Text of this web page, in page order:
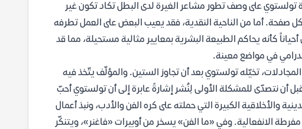
على وصف تطور مشاعر الغيرة لدى البطل تكاد تكون غير
صفحة. أما من الناحية النقدية، فقد يعيب البعض على العمل تطرفه
كأنه يحاكم الطبيعة البشرية بمعايير مثالية مستحيلة، مما قد
في مواضع معينة.
أثار كثيراً من المجادلات، تخيّله تولستوي بعد أن تجاوز الستين. والمؤلّف يتّخذ فيه
أن نتصدّى للمشكلة الأولى لِنُشر إشارةً عابرة إلى أن تولستوي أحبّ
والأخلاقية الكبيرة التي حملته على كره الفن والأدب، ونبذ أعمال
الانفعالية. وفي «ما الفن» يسخر من أوبيرات «فاغنر»، ويتنكّر